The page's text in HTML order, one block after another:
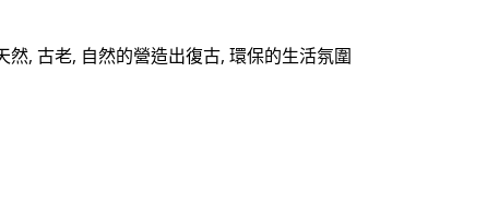
, 古老, 自然的營造出復古, 環保的生活氛圍